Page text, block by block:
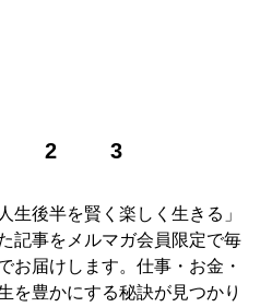
2 3
くん」の主題歌を担当し、サエキ
はじめ、放送作家としても活動
の美術館」での美術コラムやニュ
での珍スポット連載を執筆。その
仏像解説も。
生後半を賢く楽しく生きる」
記事をメルマガ会員限定で毎
お届けします。仕事・お金・
を豊かにする秘訣が見つかり